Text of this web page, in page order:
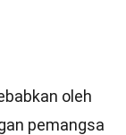
oleh
pemangsa